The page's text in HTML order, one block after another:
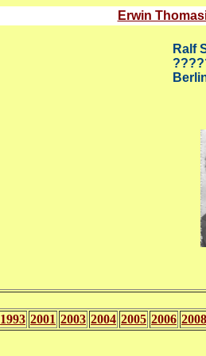
Erwin
Ralf
1993 2001 2003 2004 2005 2006 2008